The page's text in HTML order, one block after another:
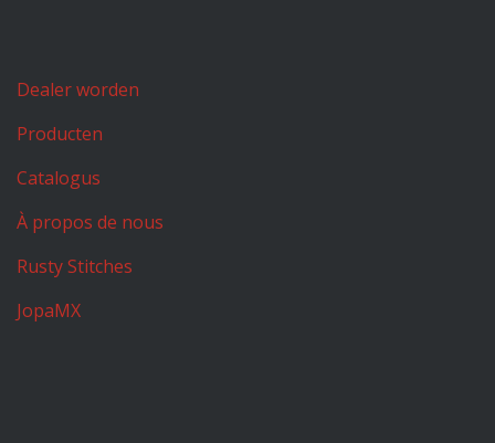
Dealer worden
Producten
Catalogus
À propos de nous
Rusty Stitches
JopaMX